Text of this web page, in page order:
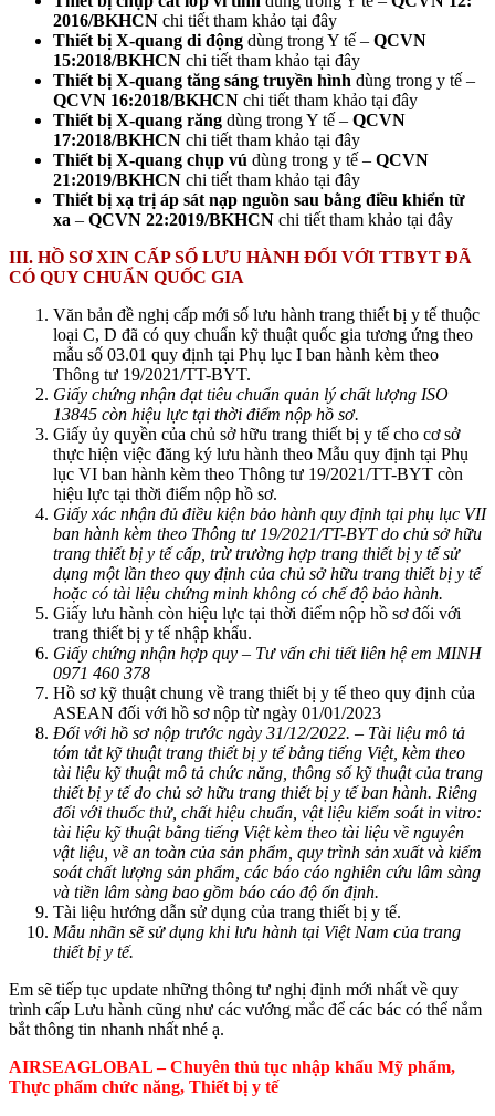
2016/BKHCN chi tiết tham khảo tại đây
Thiết bị X-quang di động dùng trong Y tế – QCVN
15:2018/BKHCN chi tiết tham khảo tại đây
Thiết bị X-quang tăng sáng truyền hình dùng trong y tế –
QCVN 16:2018/BKHCN chi tiết tham khảo tại đây
Thiết bị X-quang răng dùng trong Y tế – QCVN
17:2018/BKHCN chi tiết tham khảo tại đây
Thiết bị X-quang chụp vú dùng trong y tế – QCVN
21:2019/BKHCN chi tiết tham khảo tại đây
Thiết bị xạ trị áp sát nạp nguồn sau bằng điều khiển từ
xa – QCVN 22:2019/BKHCN chi tiết tham khảo tại đây
III. HỒ SƠ XIN CẤP SỐ LƯU HÀNH ĐỐI VỚI TTBYT ĐÃ
CÓ QUY CHUẨN QUỐC GIA
Văn bản đề nghị cấp mới số lưu hành trang thiết bị y tế thuộc
loại C, D đã có quy chuẩn kỹ thuật quốc gia tương ứng theo
mẫu số 03.01 quy định tại Phụ lục I ban hành kèm theo
Thông tư 19/2021/TT-BYT.
Giấy chứng nhận đạt tiêu chuẩn quản lý chất lượng ISO
13845 còn hiệu lực tại thời điểm nộp hồ sơ.
Giấy ủy quyền của chủ sở hữu trang thiết bị y tế cho cơ sở
thực hiện việc đăng ký lưu hành theo Mẫu quy định tại Phụ
lục VI ban hành kèm theo Thông tư 19/2021/TT-BYT còn
hiệu lực tại thời điểm nộp hồ sơ.
Giấy xác nhận đủ điều kiện bảo hành quy định tại phụ lục VII
ban hành kèm theo Thông tư 19/2021/TT-BYT do chủ sở hữu
trang thiết bị y tế cấp, trừ trường hợp trang thiết bị y tế sử
dụng một lần theo quy định của chủ sở hữu trang thiết bị y tế
hoặc có tài liệu chứng minh không có chế độ bảo hành.
Giấy lưu hành còn hiệu lực tại thời điểm nộp hồ sơ đối với
trang thiết bị y tế nhập khẩu.
Giấy chứng nhận hợp quy – Tư vấn chi tiết liên hệ em MINH
0971 460 378
Hồ sơ kỹ thuật chung về trang thiết bị y tế theo quy định của
ASEAN đối với hồ sơ nộp từ ngày 01/01/2023
Đối với hồ sơ nộp trước ngày 31/12/2022. – Tài liệu mô tả
tóm tắt kỹ thuật trang thiết bị y tế bằng tiếng Việt, kèm theo
tài liệu kỹ thuật mô tả chức năng, thông số kỹ thuật của trang
thiết bị y tế do chủ sở hữu trang thiết bị y tế ban hành. Riêng
đối với thuốc thử, chất hiệu chuẩn, vật liệu kiểm soát in vitro:
tài liệu kỹ thuật bằng tiếng Việt kèm theo tài liệu về nguyên
vật liệu, về an toàn của sản phẩm, quy trình sản xuất và kiểm
soát chất lượng sản phẩm, các báo cáo nghiên cứu lâm sàng
và tiền lâm sàng bao gồm báo cáo độ ổn định.
Tài liệu hướng dẫn sử dụng của trang thiết bị y tế.
Mẫu nhãn sẽ sử dụng khi lưu hành tại Việt Nam của trang
thiết bị y tế.
Em sẽ tiếp tục update những thông tư nghị định mới nhất về quy
trình cấp Lưu hành cũng như các vướng mắc để các bác có thể nắm
bắt thông tin nhanh nhất nhé ạ.
AIRSEAGLOBAL – Chuyên thủ tục nhập khẩu Mỹ phẩm,
Thực phẩm chức năng, Thiết bị y tế